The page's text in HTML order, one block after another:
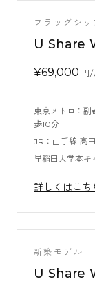
フラッグシ
U Share
¥69,000 円/
東京メトロ：副
歩10分
JR：山手線 高
早稲田大学本
詳しくはこち
新築モデル
U Share